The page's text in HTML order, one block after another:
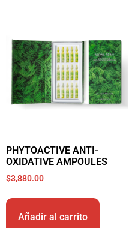
PHYTOACTIVE ANTI-
OXIDATIVE AMPOULES
$3,880.00
Añadir al carrito